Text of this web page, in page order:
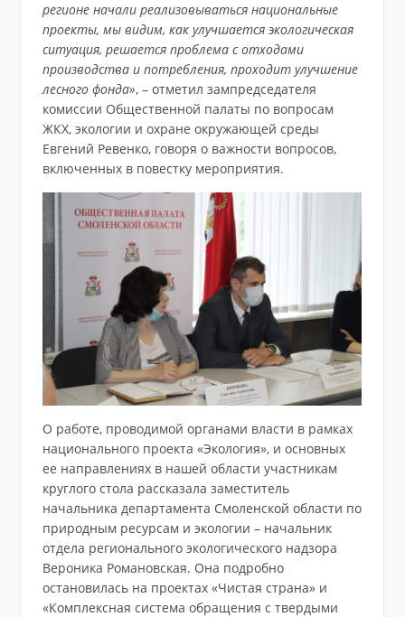
регионе начали реализовываться национальные
проекты, мы видим, как улучшается экологическая
ситуация, решается проблема с отходами
производства и потребления, проходит улучшение
лесного фонда», – отметил зампредседателя
комиссии Общественной палаты по вопросам
ЖКХ, экологии и охране окружающей среды
Евгений Ревенко, говоря о важности вопросов,
включенных в повестку мероприятия.
О работе, проводимой органами власти в рамках
национального проекта «Экология», и основных
ее направлениях в нашей области участникам
круглого стола рассказала заместитель
начальника департамента Смоленской области по
природным ресурсам и экологии – начальник
отдела регионального экологического надзора
Вероника Романовская. Она подробно
остановилась на проектах «Чистая страна» и
«Комплексная система обращения с твердыми